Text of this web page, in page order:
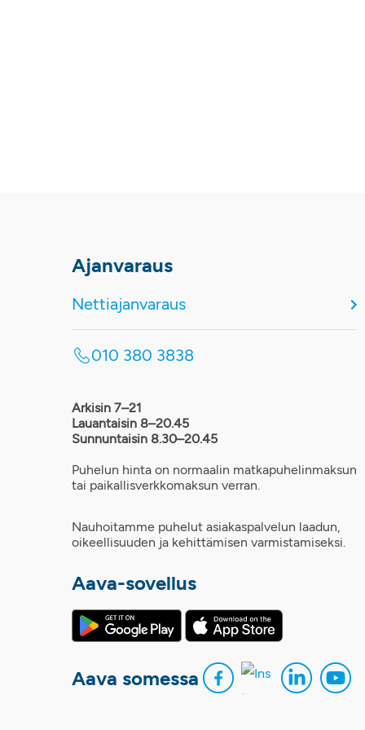
Ajanvaraus
Nettiajanvaraus
010 380 3838
Arkisin 7–21
Lauantaisin 8–20.45
Sunnuntaisin 8.30–20.45
Puhelun hinta on normaalin matkapuhelinmaksun
tai paikallisverkkomaksun verran.
Nauhoitamme puhelut asiakaspalvelun laadun,
oikeellisuuden ja kehittämisen varmistamiseksi.
Aava-sovellus
Aava somessa